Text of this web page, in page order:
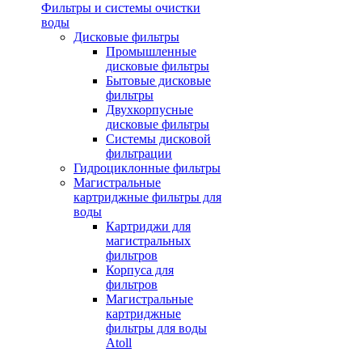
Фильтры и системы очистки
воды
Дисковые фильтры
Промышленные
дисковые фильтры
Бытовые дисковые
фильтры
Двухкорпусные
дисковые фильтры
Системы дисковой
фильтрации
Гидроциклонные фильтры
Магистральные
картриджные фильтры для
воды
Картриджи для
магистральных
фильтров
Корпуса для
фильтров
Магистральные
картриджные
фильтры для воды
Atoll